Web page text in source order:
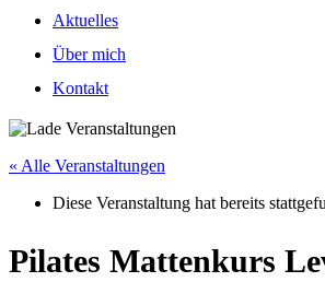
Aktuelles
Über mich
Kontakt
« Alle Veranstaltungen
Diese Veranstaltung hat bereits
Pilates Mattenkurs